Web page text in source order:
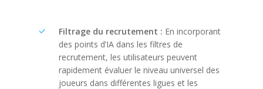
Filtrage du recrutement : En incorporant
des points d’IA dans les filtres de
recrutement, les utilisateurs peuvent
rapidement évaluer le niveau universel des
joueurs dans différentes ligues et les